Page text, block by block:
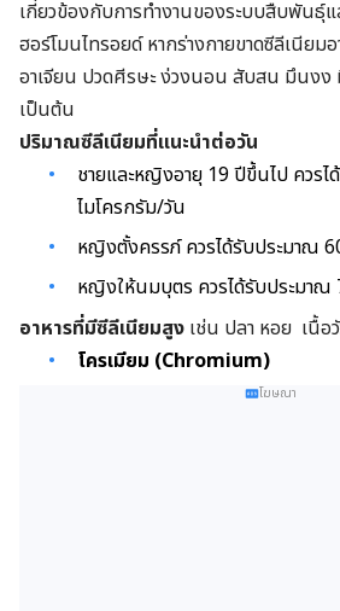
เกี่ยวข้องกับการทำงานของระบบสืบพันธุ์
ฮอร์โมนไทรอยด์ หากร่างกายขาดซีลีเนียม
อาเจียน ปวดศีรษะ ง่วงนอน สับสน มึนงง
เป็นต้น
ปริมาณซีลีเนียมที่แนะนำต่อวัน
ชายและหญิงอายุ 19 ปีขึ้นไป ควร
ไมโครกรัม/วัน
หญิงตั้งครรภ์ ควรได้รับประมาณ
หญิงให้นมบุตร ควรได้รับประมา
อาหารที่มีซีลีเนียมสูง เช่น ปลา หอย เนื้อ
โครเมียม (Chromium)
โฆษณา